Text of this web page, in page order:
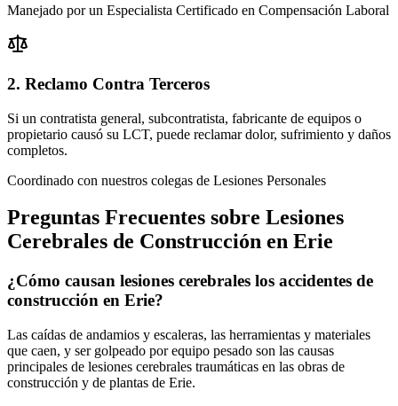
Manejado por un Especialista Certificado en Compensación Laboral
2. Reclamo Contra Terceros
Si un contratista general, subcontratista, fabricante de equipos o
propietario causó su LCT, puede reclamar dolor, sufrimiento y daños
completos.
Coordinado con nuestros colegas de Lesiones Personales
Preguntas Frecuentes sobre Lesiones
Cerebrales de Construcción en Erie
¿Cómo causan lesiones cerebrales los accidentes de
construcción en Erie?
Las caídas de andamios y escaleras, las herramientas y materiales
que caen, y ser golpeado por equipo pesado son las causas
principales de lesiones cerebrales traumáticas en las obras de
construcción y de plantas de Erie.